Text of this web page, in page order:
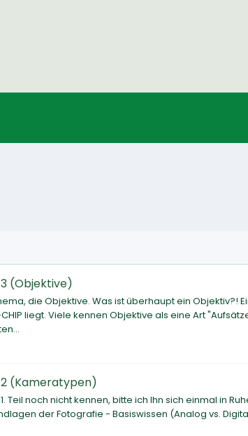
(Objektive)
die Objektive. Was ist überhaupt ein Objektiv?!
liegt. Viele kennen Objektive als eine Art
(Kameratypen)
Teil noch nicht kennen, bitte ich Ihn sich einmal in
der Fotografie - Basiswissen (Analog vs.